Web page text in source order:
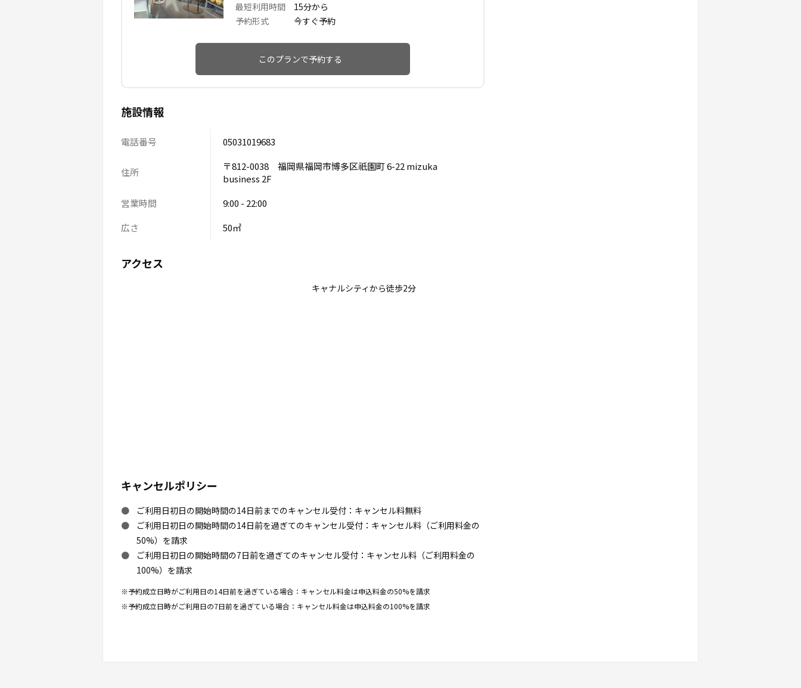
最短利用時間 15分から
予約形式 今すぐ予約
このプランで予約する
施設情報
電話番号 05031019683
住所
〒812-0038 福岡県福岡市博多区祇園町 6-22 mizuka
business 2F
営業時間
9:00 - 22:00
広さ
50㎡
アクセス
キャナルシティから徒歩2分
キャンセルポリシー
ご利用日初日の開始時間の14日前までのキャンセル受付：キャンセル料無料
ご利用日初日の開始時間の14日前を過ぎてのキャンセル受付：キャンセル料（ご利用料金の
50%）を請求
ご利用日初日の開始時間の7日前を過ぎてのキャンセル受付：キャンセル料（ご利用料金の
100%）を請求
※予約成立日時がご利用日の14日前を過ぎている場合：キャンセル料金は申込料金の50%を請求
※予約成立日時がご利用日の7日前を過ぎている場合：キャンセル料金は申込料金の100%を請求